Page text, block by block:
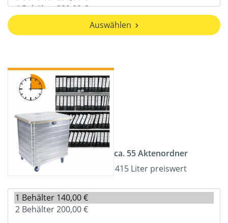
Auswählen
ca. 55 Aktenordner
415 Liter preiswert